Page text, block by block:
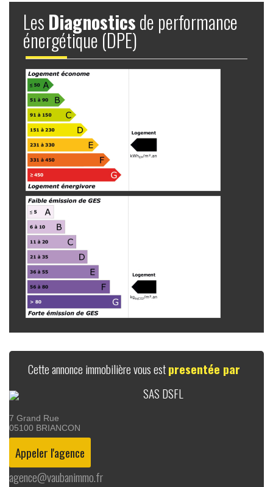
Les Diagnosticsde performance
énergétique (DPE)
Cette annonce immobilière vous estpresentée par
SAS DSFL
7 Grand Rue
05100 BRIANCON
agence@vaubanimmo.fr